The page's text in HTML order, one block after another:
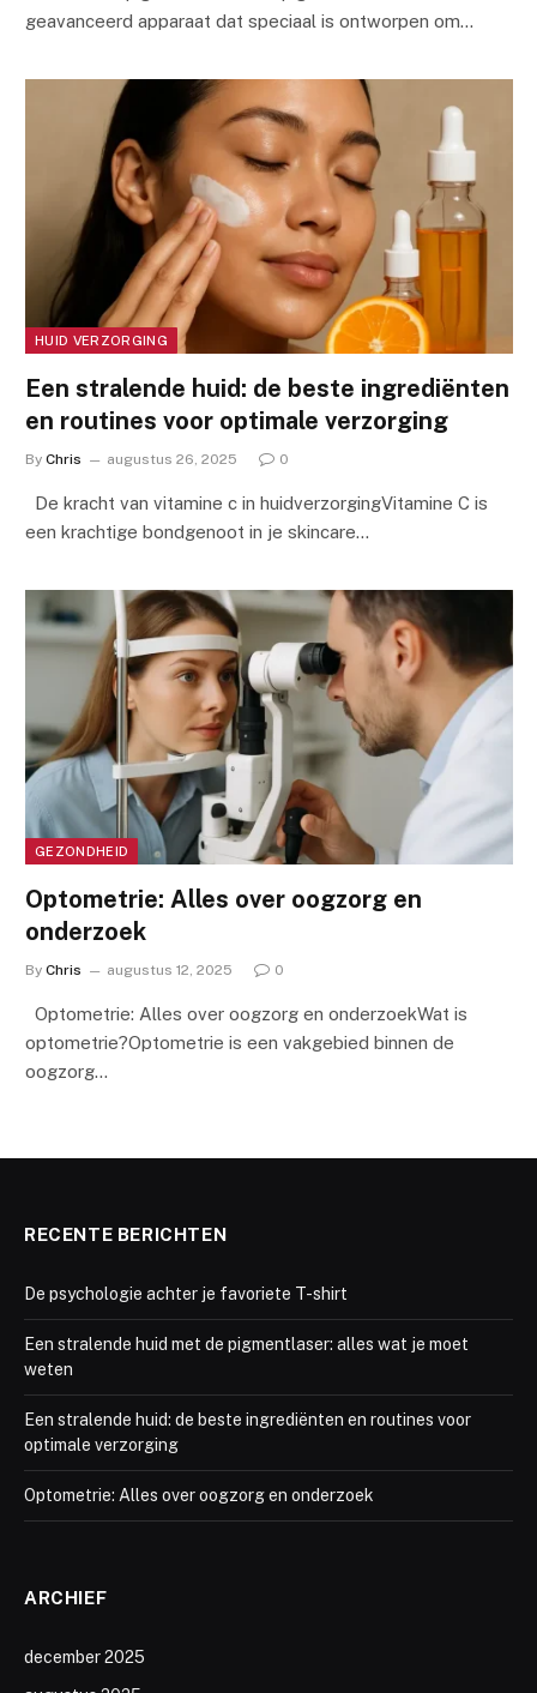
geavanceerd apparaat dat speciaal is ontworpen om…
HUID VERZORGING
Een stralende huid: de beste ingrediënten
en routines voor optimale verzorging
By Chris augustus 26, 2025 0
De kracht van vitamine c in huidverzorgingVitamine C is
een krachtige bondgenoot in je skincare…
GEZONDHEID
Optometrie: Alles over oogzorg en
onderzoek
By Chris augustus 12, 2025 0
Optometrie: Alles over oogzorg en onderzoekWat is
optometrie?Optometrie is een vakgebied binnen de
oogzorg…
RECENTE BERICHTEN
De psychologie achter je favoriete T-shirt
Een stralende huid met de pigmentlaser: alles wat je moet
weten
Een stralende huid: de beste ingrediënten en routines voor
optimale verzorging
Optometrie: Alles over oogzorg en onderzoek
ARCHIEF
december 2025